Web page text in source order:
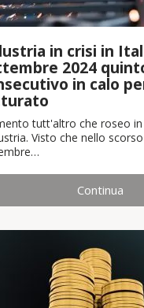
in crisi in
2024
in calo
tutt'altro che roseo
Visto che nello
Continua